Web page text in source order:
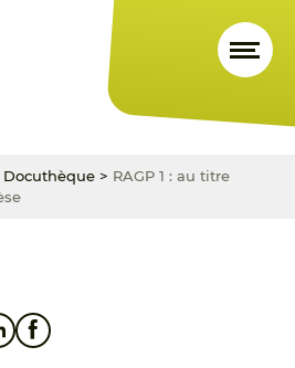
Docuthèque > RAGP 1 : au titre